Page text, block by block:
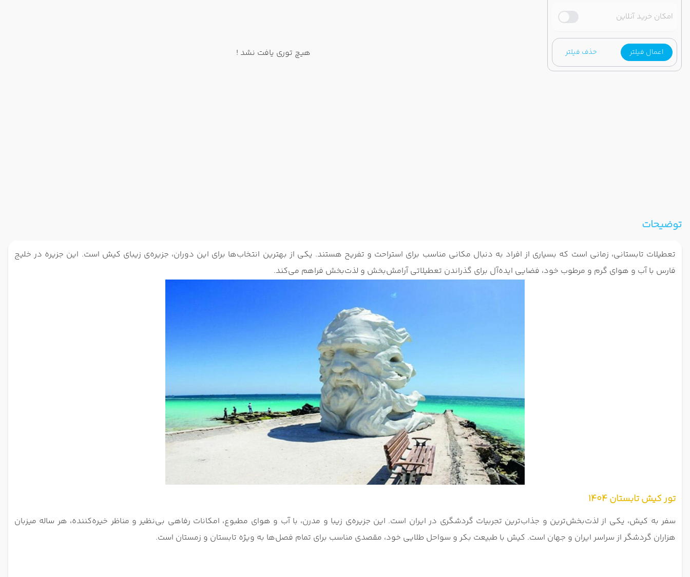
امکان خرید آنلاین
اعمال فیلتر حذف فیلتر هیچ توری یافت نشد !
توضیحات
تعطیلات تابستانی، زمانی است که بسیاری از افراد به دنبال مکانی مناسب برای استراحت و تفریح هستند. یکی از بهترین انتخاب‌ها برای این دوران، جزیره‌ی زیبای کیش است. این جزیره در خلیج
فارس با آب و هوای گرم و مرطوب خود، فضایی ایده‌آل برای گذراندن تعطیلاتی آرامش‌بخش و لذت‌بخش فراهم می‌کند.
تور کیش تابستان 1404
سفر به کیش، یکی از لذت‌بخش‌ترین و جذاب‌ترین تجربیات گردشگری در ایران است. این جزیره‌ی زیبا و مدرن، با آب و هوای مطبوع، امکانات رفاهی بی‌نظیر و مناظر خیره‌کننده، هر ساله میزبان
هزاران گردشگر از سراسر ایران و جهان است. کیش با طبیعت بکر و سواحل طلایی خود، مقصدی مناسب برای تمام فصل‌ها به ویژه تابستان و زمستان است.